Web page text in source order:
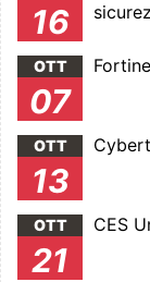
16
OTT
07
OTT
13
OTT
21
CES